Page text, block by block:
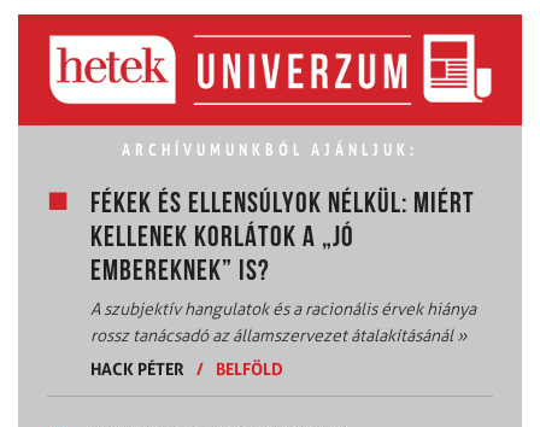
ARCHÍVUMUNKBÓL AJÁNLJUK:
FÉKEK ÉS ELLENSÚLYOK NÉLKÜL: MIÉRT
KELLENEK KORLÁTOK A „JÓ
EMBEREKNEK” IS?
A szubjektív hangulatok és a racionális érvek hiánya
rossz tanácsadó az államszervezet átalakításánál»
HACK PÉTER
/ BELFÖLD